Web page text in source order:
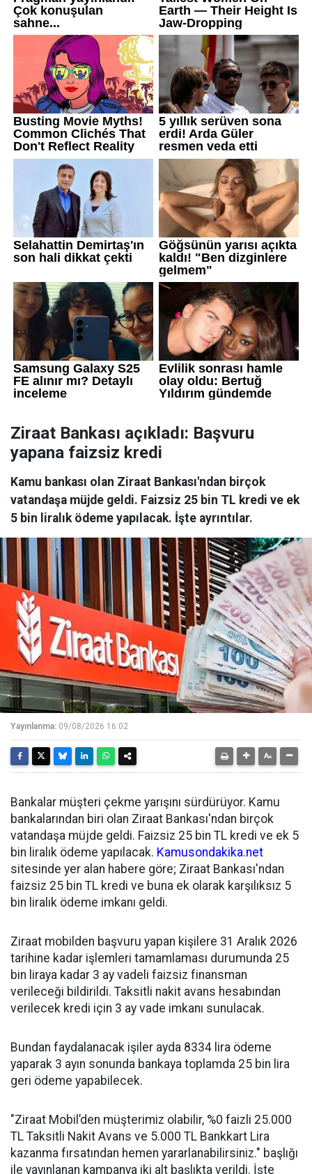
Ziraat Bankası açıkladı: Başvuru
yapana faizsiz kredi
Kamu bankası olan Ziraat Bankası'ndan birçok
vatandaşa müjde geldi. Faizsiz 25 bin TL kredi ve ek
5 bin liralık ödeme yapılacak. İşte ayrıntılar.
Yayınlanma: 09/08/2026 16:02
Bankalar müşteri çekme yarışını sürdürüyor. Kamu
bankalarından biri olan Ziraat Bankası'ndan birçok
vatandaşa müjde geldi. Faizsiz 25 bin TL kredi ve ek 5
bin liralık ödeme yapılacak. Kamusondakika.net
sitesinde yer alan habere göre; Ziraat Bankası'ndan
faizsiz 25 bin TL kredi ve buna ek olarak karşılıksız 5
bin liralık ödeme imkanı geldi.
Ziraat mobilden başvuru yapan kişilere 31 Aralık 2026
tarihine kadar işlemleri tamamlaması durumunda 25
bin liraya kadar 3 ay vadeli faizsiz finansman
verileceği bildirildi. Taksitli nakit avans hesabından
verilecek kredi için 3 ay vade imkanı sunulacak.
Bundan faydalanacak işiler ayda 8334 lira ödeme
yaparak 3 ayın sonunda bankaya toplamda 25 bin lira
geri ödeme yapabilecek.
"Ziraat Mobil’den müşterimiz olabilir, %0 faizli 25.000
TL Taksitli Nakit Avans ve 5.000 TL Bankkart Lira
kazanma fırsatından hemen yararlanabilirsiniz." başlığı
ile yayınlanan kampanya iki alt başlıkta verildi. İşte